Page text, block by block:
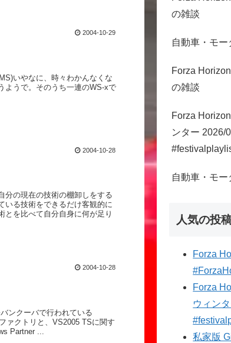
2004-10-29
いやなに、時々わかんなくな
ようで。そのうち一連のWS-xで
2004-10-28
分の現在の技術の棚卸しをする
いる技術をできるだけ客観的に
とを比べて自分自身に何が足り
2004-10-28
ンクーバで行われている
ァクトリと、VS2005 TSに関す
Partner ...
の雑談
自動車・モ
Forza
の雑談
Forza
ンター 2026/
自動車・モ
人気の投
Forza
Forza
ウィン
私家版